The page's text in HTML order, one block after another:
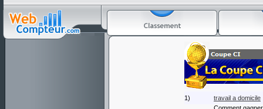
1)
travail a domicile